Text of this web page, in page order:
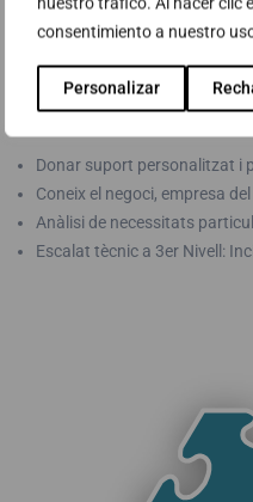
consentimiento a nuestro
Personalizar
Consultor
Donar suport personalitzat i
Coneix el negoci, empresa
Anàlisi de necessitats
Escalat tècnic a 3er Nivell: